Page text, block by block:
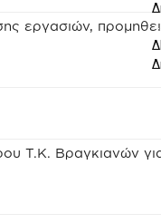
εργασιών,
Τ.Κ. Βραγκιανών